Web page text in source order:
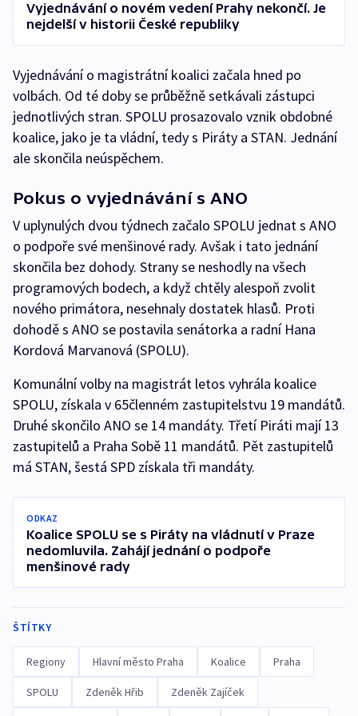
Vyjednávání o novém vedení Prahy nekončí. Je
nejdelší v historii České republiky
Vyjednávání o magistrátní koalici začala hned po
volbách. Od té doby se průběžně setkávali zástupci
jednotlivých stran. SPOLU prosazovalo vznik obdobné
koalice, jako je ta vládní, tedy s Piráty a STAN. Jednání
ale skončila neúspěchem.
Pokus o vyjednávání s ANO
V uplynulých dvou týdnech začalo SPOLU jednat s ANO
o podpoře své menšinové rady. Avšak i tato jednání
skončila bez dohody. Strany se neshodly na všech
programových bodech, a když chtěly alespoň zvolit
nového primátora, nesehnaly dostatek hlasů. Proti
dohodě s ANO se postavila senátorka a radní Hana
Kordová Marvanová (SPOLU).
Komunální volby na magistrát letos vyhrála koalice
SPOLU, získala v 65členném zastupitelstvu 19 mandátů.
Druhé skončilo ANO se 14 mandáty. Třetí Piráti mají 13
zastupitelů a Praha Sobě 11 mandátů. Pět zastupitelů
má STAN, šestá SPD získala tři mandáty.
ODKAZ
Koalice SPOLU se s Piráty na vládnutí v Praze
nedomluvila. Zahájí jednání o podpoře
menšinové rady
ŠTÍTKY
Regiony Hlavní město Praha Koalice Praha
SPOLU Zdeněk Hřib Zdeněk Zajíček